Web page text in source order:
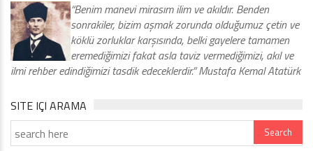
“Benim manevi mirasım ilim ve akıldır. Benden
sonrakiler, bizim aşmak zorunda olduğumuz çetin ve
köklü zorluklar karşısında, belki gayelere tamamen
eremediğimizi fakat asla taviz vermediğimizi, akıl ve
ilmi rehber edindiğimizi tasdik edeceklerdir.” Mustafa Kemal Atatürk
SITE IÇI ARAMA